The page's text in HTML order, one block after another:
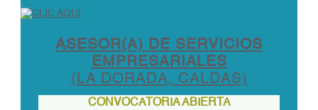
ASESOR(A) DE SERVICIOS
EMPRESARIALES
(LA DORADA, CALDAS)
CONVOCATORIA ABIERTA